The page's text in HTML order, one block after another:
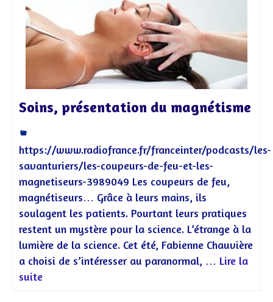
Soins, présentation du magnétisme
https://www.radiofrance.fr/franceinter/podcasts/les-
savanturiers/les-coupeurs-de-feu-et-les-
magnetiseurs-3989049 Les coupeurs de feu,
magnétiseurs… Grâce à leurs mains, ils
soulagent les patients. Pourtant leurs pratiques
restent un mystère pour la science. L’étrange à la
lumière de la science. Cet été, Fabienne Chauvière
a choisi de s’intéresser au paranormal, … Lire la
suite